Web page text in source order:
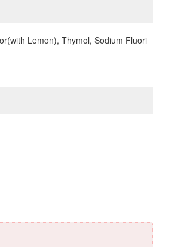
Lemon), Thymol, Sodium Fluori